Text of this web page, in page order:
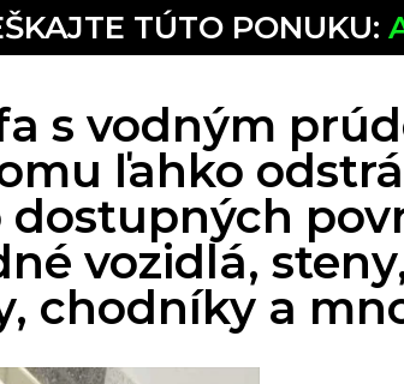
TÚTO PONUKU:
s vodným
ľahko
dostupných
vozidlá,
chodníky a